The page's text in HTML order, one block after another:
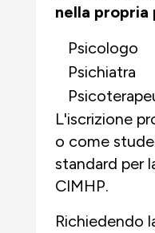
nella propria
Psicologo
Psichiatra
L'iscrizione
o come
standard per
CIMHP.
Richiedendo